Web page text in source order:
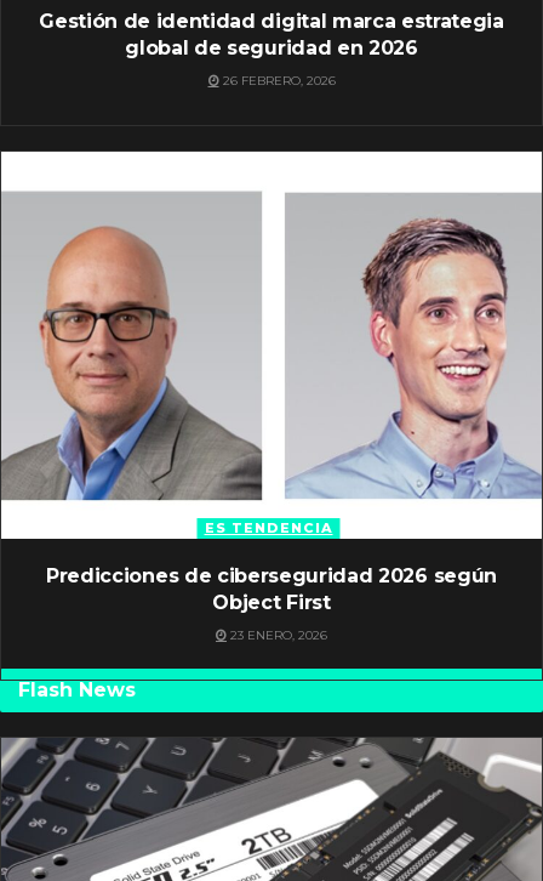
Gestión de identidad digital marca estrategia
global de seguridad en 2026
26 FEBRERO, 2026
ES TENDENCIA
Predicciones de ciberseguridad 2026 según
Object First
23 ENERO, 2026
Flash News